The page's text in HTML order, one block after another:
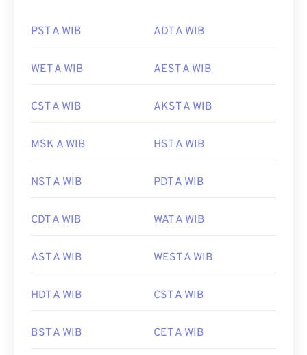
PST A WIB ADT A WIB
WET A WIB AEST A WIB
CST A WIB AKST A WIB
MSK A WIB HST A WIB
NST A WIB PDT A WIB
CDT A WIB WAT A WIB
AST A WIB WEST A WIB
HDT A WIB CST A WIB
BST A WIB CET A WIB